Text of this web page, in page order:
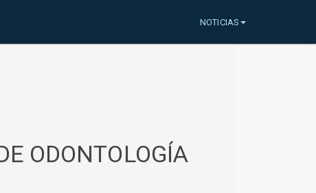
NOTICIAS
ODONTOLOGÍA